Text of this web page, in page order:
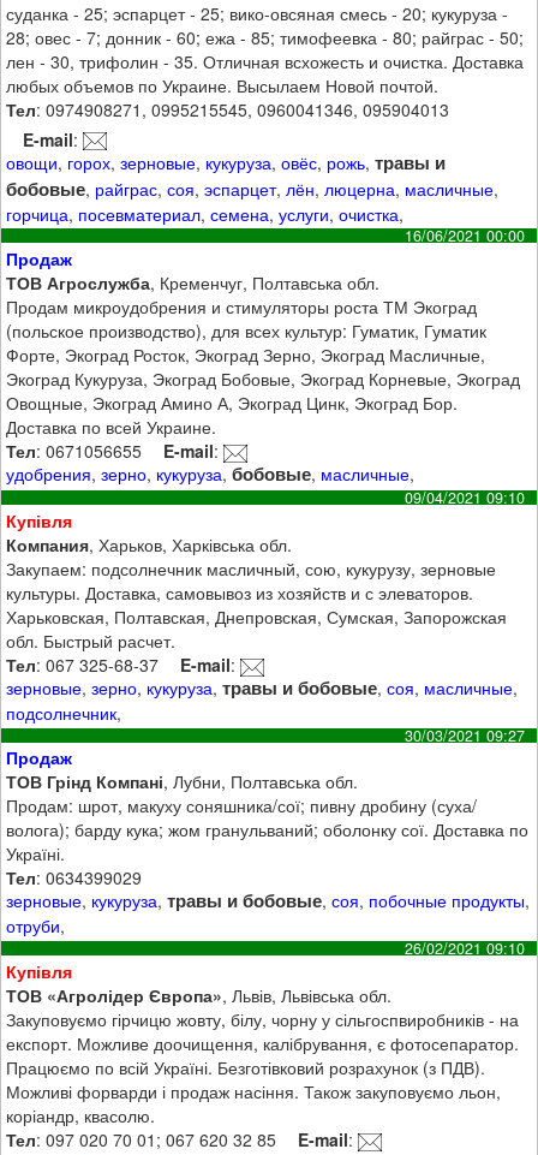
суданка - 25; эспарцет - 25; вико-овсяная смесь - 20; кукуруза -
28; овес - 7; донник - 60; ежа - 85; тимофеевка - 80; райграс - 50;
лен - 30, трифолин - 35. Отличная всхожесть и очистка. Доставка
любых объемов по Украине. Высылаем Новой почтой.
Тел: 0974908271, 0995215545, 0960041346, 095904013
E-mail:
овощи, горох,зерновые, кукуруза,овёс, рожь,травы и
бобовые, райграс,соя,эспарцет, лён, люцерна, масличные,
горчица, посевматериал,семена,услуги,очистка,
16/06/2021 00:00
Продаж
ТОВ Агрослужба, Кременчуг, Полтавська обл.
Продам микроудобрения и стимуляторы роста ТМ Экоград
(польское производство), для всех культур: Гуматик, Гуматик
Форте, Экоград Росток, Экоград Зерно, Экоград Масличные,
Экоград Кукуруза, Экоград Бобовые, Экоград Корневые, Экоград
Овощные, Экоград Амино А, Экоград Цинк, Экоград Бор.
Доставка по всей Украине.
Тел: 0671056655 E-mail:
удобрения,зерно, кукуруза,бобовые, масличные,
09/04/2021 09:10
Купівля
Компания, Харьков, Харківська обл.
Закупаем: подсолнечник масличный, сою, кукурузу, зерновые
культуры. Доставка, самовывоз из хозяйств и с элеваторов.
Харьковская, Полтавская, Днепровская, Сумская, Запорожская
обл. Быстрый расчет.
Тел: 067 325-68-37 E-mail:
зерновые,зерно, кукуруза,травы и бобовые,соя, масличные,
подсолнечник,
30/03/2021 09:27
Продаж
ТОВ Грінд Компані, Лубни, Полтавська обл.
Продам: шрот, макуху соняшника/сої; пивну дробину (суха/
волога); барду кука; жом гранульваний; оболонку сої. Доставка по
Україні.
Тел: 0634399029
зерновые, кукуруза,травы и бобовые,соя, побочные продукты,
отруби,
26/02/2021 09:10
Купівля
ТОВ «Агролідер Європа», Львів, Львівська обл.
Закуповуємо гірчицю жовту, білу, чорну у сільгоспвиробників - на
експорт. Можливе доочищення, калібрування, є фотосепаратор.
Працюємо по всій Україні. Безготівковий розрахунок (з ПДВ).
Можливі форварди і продаж насіння. Також закуповуємо льон,
коріандр, квасолю.
Тел: 097 020 70 01; 067 620 32 85 E-mail: